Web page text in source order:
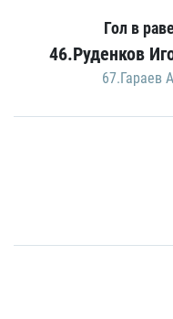
Гол в
46.Руденков
67.Гараев